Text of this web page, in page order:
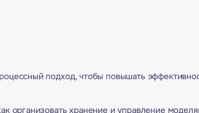
подход, чтобы повышать
организовать хранение и управление